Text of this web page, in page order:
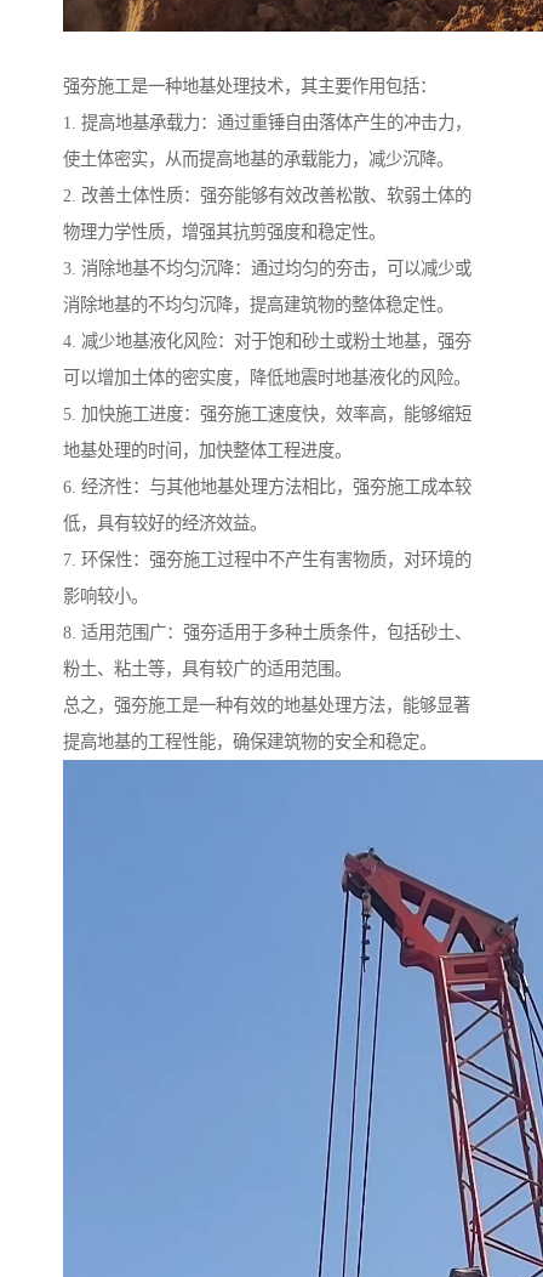
强夯施工是一种地基处理技术，其主要作用包括：
1. 提高地基承载力：通过重锤自由落体产生的冲击力，
使土体密实，从而提高地基的承载能力，减少沉降。
2. 改善土体性质：强夯能够有效改善松散、软弱土体的
物理力学性质，增强其抗剪强度和稳定性。
3. 消除地基不均匀沉降：通过均匀的夯击，可以减少或
消除地基的不均匀沉降，提高建筑物的整体稳定性。
4. 减少地基液化风险：对于饱和砂土或粉土地基，强夯
可以增加土体的密实度，降低地震时地基液化的风险。
5. 加快施工进度：强夯施工速度快，效率高，能够缩短
地基处理的时间，加快整体工程进度。
6. 经济性：与其他地基处理方法相比，强夯施工成本较
低，具有较好的经济效益。
7. 环保性：强夯施工过程中不产生有害物质，对环境的
影响较小。
8. 适用范围广：强夯适用于多种土质条件，包括砂土、
粉土、粘土等，具有较广的适用范围。
总之，强夯施工是一种有效的地基处理方法，能够显著
提高地基的工程性能，确保建筑物的安全和稳定。